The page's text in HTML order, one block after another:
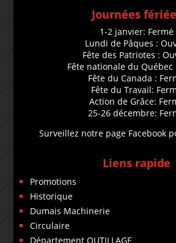
Journées
1-2 janvier: Fermé
Lundi de Pâques :
Fête des Patriotes :
Fête nationale du Québec
Fête du Canada :
Fête du Travail:
Action de Grâce:
25-26 décembre:
Surveillez notre page Facebook
Liens rapide
Promotions
Historique
Dumais Machinerie
Circulaire
Département OUTILLAGE